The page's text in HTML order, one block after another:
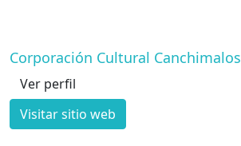
Corporación Cultural Canchimalos
Ver perfil
Visitar sitio web